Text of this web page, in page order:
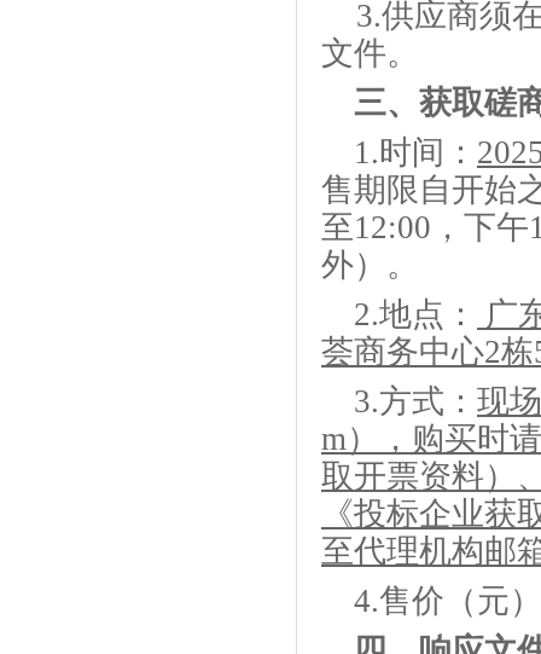
3.供应商须
文件。
三、 获取磋
1.时间： 202
售期限自开始
至12:00，下
外）。
2.地点：
广
荟商务中心2栋
3.方式： 现
m），购买时
取开票资料）
《投标企业
至代理机构邮
4.售价（元